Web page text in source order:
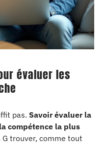
évaluer les
pas. Savoir évaluer la
compétence la plus
G trouver, comme tout